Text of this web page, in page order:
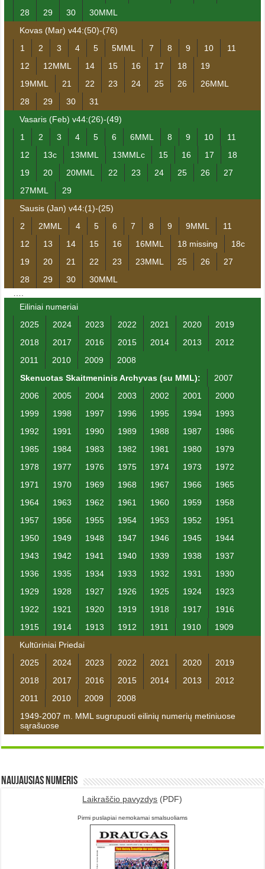
28
29 30
30MML
Kovas (Mar) v44:(50)-(76)
1
2 3 4 5 5MML 7 8 9 10
11
12
12MML 14 15 16 17 18
19
19MML
21 22 23 24 25 26
26MML
28
29 30
31
Vasaris (Feb) v44:(26)-(49)
1
2 3 4 5 6 6MML 8 9 10
11
12
13c 13MML 13MMLc 15 16 17
18
19
20 20MML 22 23 24 25 26
27
27MML
29
Sausis (Jan) v44:(1)-(25)
2
2MML 4 5 6 7 8 9 9MML
11
12
13 14 15 16 16MML 18 missing
18c
19
20 21 22 23 23MML 25 26
27
28
29 30
30MML
Eiliniai numeriai
2025
2024 2023 2022 2021 2020
2019
2018
2017 2016 2015 2014 2013
2012
2011
2010 2009
2008
Skenuotas Skaitmeninis Archyvas (su MML):
2007
2006
2005 2004 2003 2002 2001
2000
1999
1998 1997 1996 1995 1994
1993
1992
1991 1990 1989 1988 1987
1986
1985
1984 1983 1982 1981 1980
1979
1978
1977 1976 1975 1974 1973
1972
1971
1970 1969 1968 1967 1966
1965
1964
1963 1962 1961 1960 1959
1958
1957
1956 1955 1954 1953 1952
1951
1950
1949 1948 1947 1946 1945
1944
1943
1942 1941 1940 1939 1938
1937
1936
1935 1934 1933 1932 1931
1930
1929
1928 1927 1926 1925 1924
1923
1922
1921 1920 1919 1918 1917
1916
1915
1914 1913 1912 1911 1910
1909
Kultūriniai Priedai
2025
2024 2023 2022 2021 2020
2019
2018
2017 2016 2015 2014 2013
2012
2011
2010 2009
2008
1949-2007 m. MML sugrupuoti eilinių numerių metiniuose
sąrašuose
Naujausias numeris
Laikraščio pavyzdys (PDF)
Pirmi puslapiai nemokamai smalsuoliams